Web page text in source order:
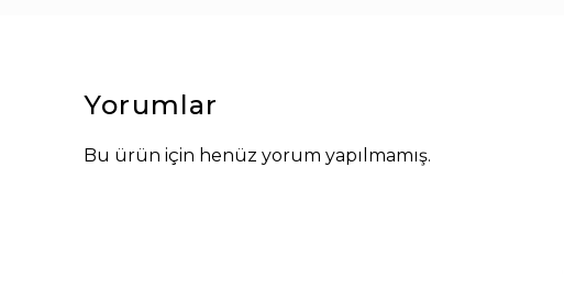
Yorumlar
Bu ürün için henüz yorum yapılmamış.